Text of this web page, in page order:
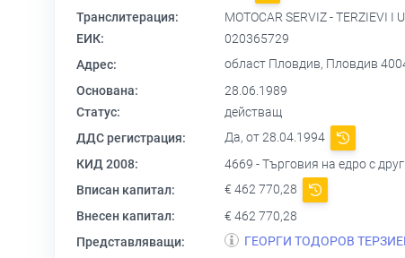
Транслитерация:
MOTOCAR SERVIZ - TERZIEVI I
ЕИК:
020365729
Адрес:
област Пловдив, Пловдив
Основана:
28.06.1989
Статус:
действащ
ДДС регистрация:
Да, от 28.04.1994
КИД 2008:
4669 - Търговия на едро с
Вписан капитал:
€ 462 770,28
Внесен капитал:
€ 462 770,28
Представляващи:
ГЕОРГИ ТОДОРОВ